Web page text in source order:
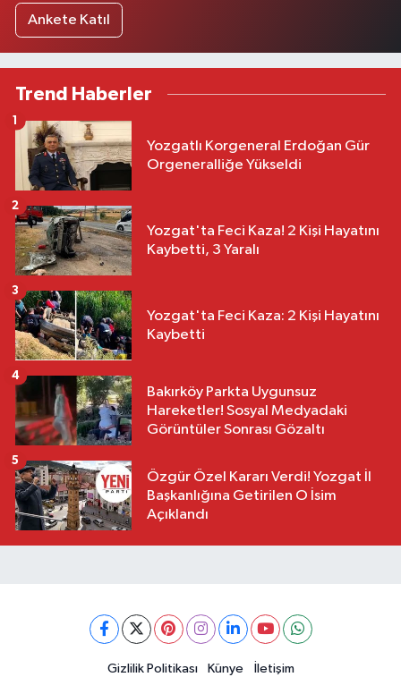
Ankete Katıl
Trend Haberler
Yozgatlı Korgeneral Erdoğan Gür
Orgeneralliğe Yükseldi
1
Yozgat'ta Feci Kaza! 2 Kişi Hayatını
Kaybetti, 3 Yaralı
2
Yozgat'ta Feci Kaza: 2 Kişi Hayatını
Kaybetti
3
Bakırköy Parkta Uygunsuz
Hareketler! Sosyal Medyadaki
Görüntüler Sonrası Gözaltı
4
Özgür Özel Kararı Verdi! Yozgat İl
Başkanlığına Getirilen O İsim
Açıklandı
5
Gizlilik Politikası Künye İletişim